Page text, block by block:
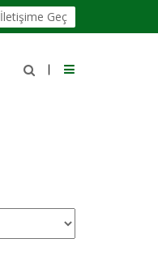
İletişime Geç